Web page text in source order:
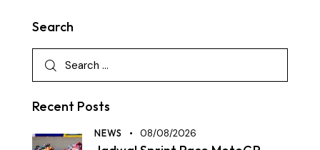
Search
Recent Posts
NEWS 08/08/2026